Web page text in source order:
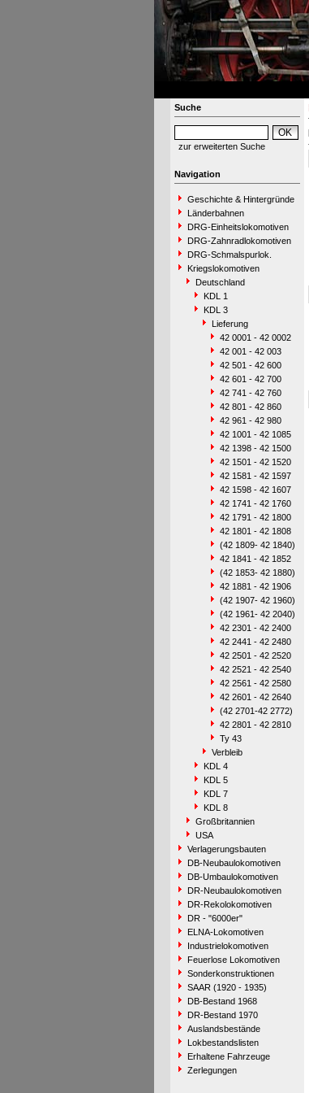
Suche
zur erweiterten Suche
Navigation
Geschichte & Hintergründe
Länderbahnen
DRG-Einheitslokomotiven
DRG-Zahnradlokomotiven
DRG-Schmalspurlok.
Kriegslokomotiven
Deutschland
KDL 1
KDL 3
Lieferung
42 0001 - 42 0002
42 001 - 42 003
42 501 - 42 600
42 601 - 42 700
42 741 - 42 760
42 801 - 42 860
42 961 - 42 980
42 1001 - 42 1085
42 1398 - 42 1500
42 1501 - 42 1520
42 1581 - 42 1597
42 1598 - 42 1607
42 1741 - 42 1760
42 1791 - 42 1800
42 1801 - 42 1808
(42 1809- 42 1840)
42 1841 - 42 1852
(42 1853- 42 1880)
42 1881 - 42 1906
(42 1907- 42 1960)
(42 1961- 42 2040)
42 2301 - 42 2400
42 2441 - 42 2480
42 2501 - 42 2520
42 2521 - 42 2540
42 2561 - 42 2580
42 2601 - 42 2640
(42 2701-42 2772)
42 2801 - 42 2810
Ty 43
Verbleib
KDL 4
KDL 5
KDL 7
KDL 8
Großbritannien
USA
Verlagerungsbauten
DB-Neubaulokomotiven
DB-Umbaulokomotiven
DR-Neubaulokomotiven
DR-Rekolokomotiven
DR - "6000er"
ELNA-Lokomotiven
Industrielokomotiven
Feuerlose Lokomotiven
Sonderkonstruktionen
SAAR (1920 - 1935)
DB-Bestand 1968
DR-Bestand 1970
Auslandsbestände
Lokbestandslisten
Erhaltene Fahrzeuge
Zerlegungen